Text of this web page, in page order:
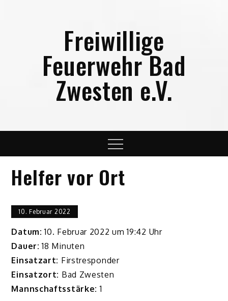
Freiwillige
Feuerwehr Bad
Zwesten e.V.
Menu
Helfer vor Ort
10. Februar 2022
Datum: 10. Februar 2022 um 19:42 Uhr
Dauer: 18 Minuten
Einsatzart: Firstresponder
Einsatzort: Bad Zwesten
Mannschaftsstärke: 1